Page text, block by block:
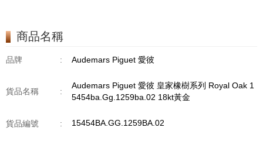
商品名稱
品牌 : Audemars Piguet 愛彼
貨品名稱 :
Audemars Piguet 愛彼 皇家橡樹系列 Royal Oak 1
5454ba.Gg.1259ba.02 18kt黃金
貨品編號 : 15454BA.GG.1259BA.02